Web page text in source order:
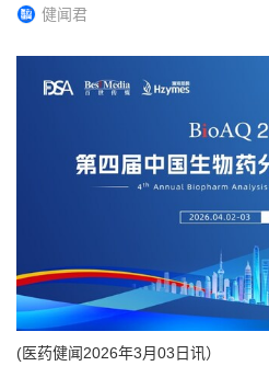
健闻君
(医药健闻2026年3月03日讯）